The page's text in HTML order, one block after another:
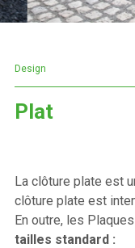
Design
Plat
La clôture plate est
clôture plate est
En outre, les
tailles standard :